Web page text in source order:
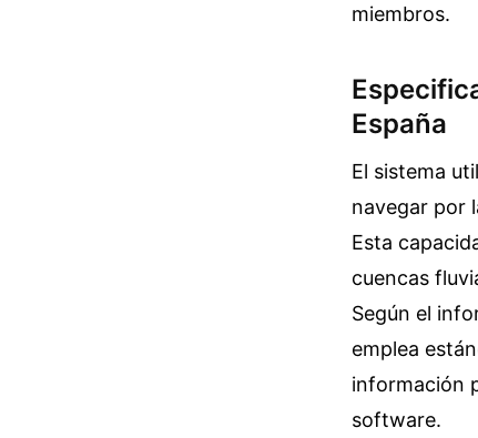
miembros.
España
El sistema
navegar por
Esta
cuencas
Según el
emplea
información
software.